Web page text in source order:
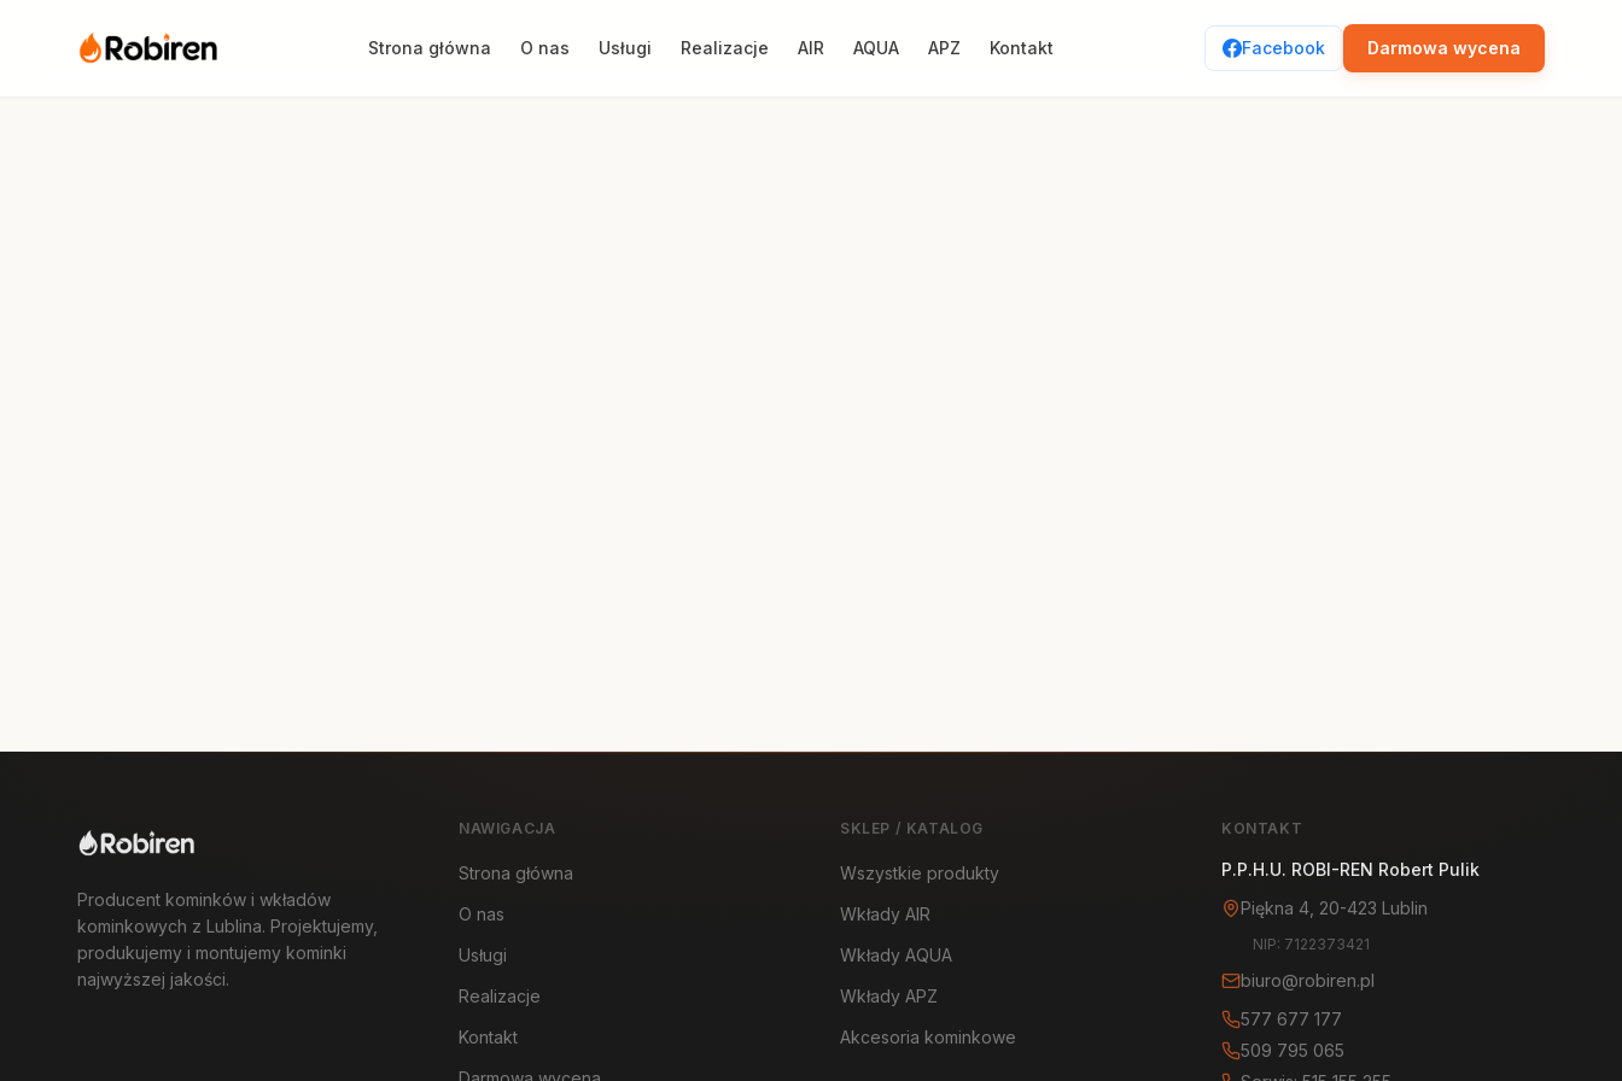
Strona główna O nas Usługi Realizacje AIR AQUA APZ Kontakt Facebook Darmowa wycena
Producent kominków i wkładów
kominkowych z Lublina. Projektujemy,
produkujemy i montujemy kominki
najwyższej jakości.
NAWIGACJA
Strona główna
O nas
Usługi
Realizacje
Kontakt
SKLEP / KATALOG
Wszystkie produkty
Wkłady AIR
Wkłady AQUA
Wkłady APZ
Akcesoria kominkowe
KONTAKT
P.P.H.U. ROBI-REN Robert Pulik
Piękna 4, 20-423 Lublin
NIP: 7122373421
biuro@robiren.pl
577 677 177
509 795 065